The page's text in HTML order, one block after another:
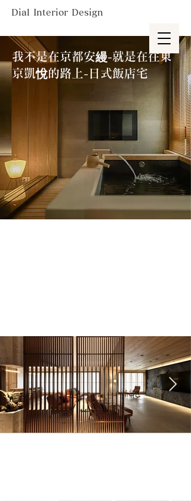
Dial Interior Design
我不是在京都安縵-就是在往東
京凱悅的路上-日式飯店宅